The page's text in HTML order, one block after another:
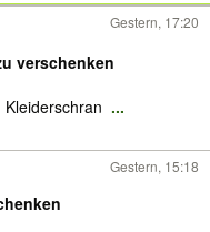
Gestern, 17:20
verschenken
...
Gestern, 15:18